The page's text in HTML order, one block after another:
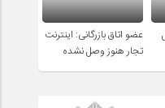
عضو اتاق بازرگانی: اینترنت
تجار هنوز وصل نشده